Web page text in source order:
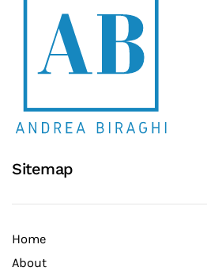
Sitemap
Home
About